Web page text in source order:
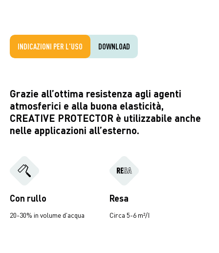
INDICAZIONI PER L'USO DOWNLOAD
Grazie all’ottima resistenza agli agenti
atmosferici e alla buona elasticità,
CREATIVE PROTECTOR è utilizzabile anche
nelle applicazioni all’esterno.
Con rullo
20-30% in volume d'acqua
Resa
Circa 5-6 m²/I